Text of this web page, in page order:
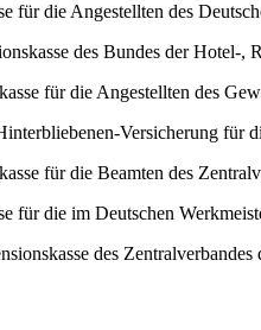
für die Angestellten des
des Bundes der Hotel-,
für die Angestellten des
Versicherung für
für die Beamten des
für die im Deutschen
des